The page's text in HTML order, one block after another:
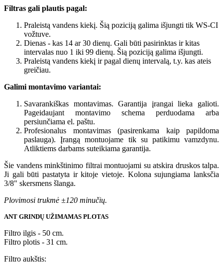
Filtras gali plautis pagal:
Praleistą vandens kiekį. Šią poziciją galima išjungti tik WS-CI
vožtuve.
Dienas - kas 14 ar 30 dienų. Gali būti pasirinktas ir kitas
intervalas nuo 1 iki 99 dienų. Šią poziciją galima išjungti.
Praleistą vandens kiekį ir pagal dienų intervalą, t.y. kas ateis
greičiau.
Galimi montavimo variantai:
Savarankiškas montavimas. Garantija įrangai lieka galioti.
Pageidaujant montavimo schema perduodama arba
persiunčiama el. paštu.
Profesionalus montavimas (pasirenkama kaip papildoma
paslauga). Įrangą montuojame tik su patikimu vamzdynu.
Atliktiems darbams suteikiama garantija.
Šie vandens minkštinimo filtrai montuojami su atskira druskos talpa.
Ji gali būti pastatyta ir kitoje vietoje. Kolona sujungiama lanksčia
3/8" skersmens šlanga.
Plovimosi trukmė ±120 minučių.
ANT GRINDŲ UŽIMAMAS PLOTAS
Filtro ilgis - 50 cm.
Filtro plotis - 31 cm.
Filtro aukštis: